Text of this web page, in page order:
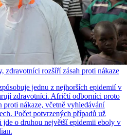
zdravotníci rozšíří zásah proti nákaze
jednu z nejhorších epidemií v
zdravotníci. Afričtí odborníci proto
proti nákaze, včetně vyhledávání
Počet potvrzených případů už
jde o druhou největší epidemii eboly v